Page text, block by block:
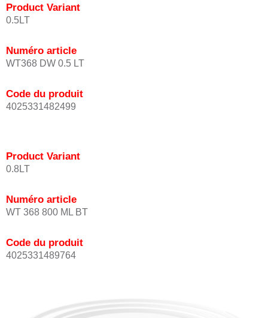
Product Variant
0.5LT
Numéro article
WT368 DW 0.5 LT
Code du produit
4025331482499
Product Variant
0.8LT
Numéro article
WT 368 800 ML BT
Code du produit
4025331489764